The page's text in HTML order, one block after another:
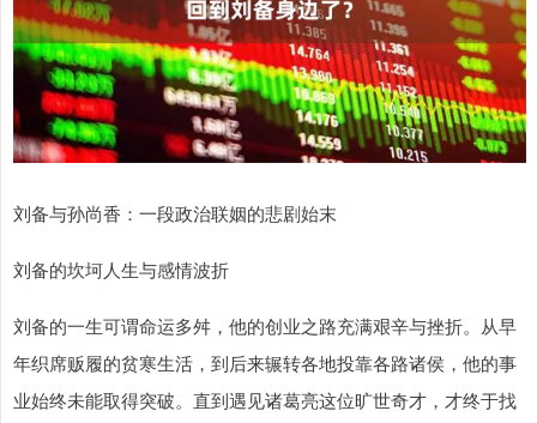
刘备与孙尚香：一段政治联姻的悲剧始末
刘备的坎坷人生与感情波折
刘备的一生可谓命运多舛，他的创业之路充满艰辛与挫折。从早
年织席贩履的贫寒生活，到后来辗转各地投靠各路诸侯，他的事
业始终未能取得突破。直到遇见诸葛亮这位旷世奇才，才终于找